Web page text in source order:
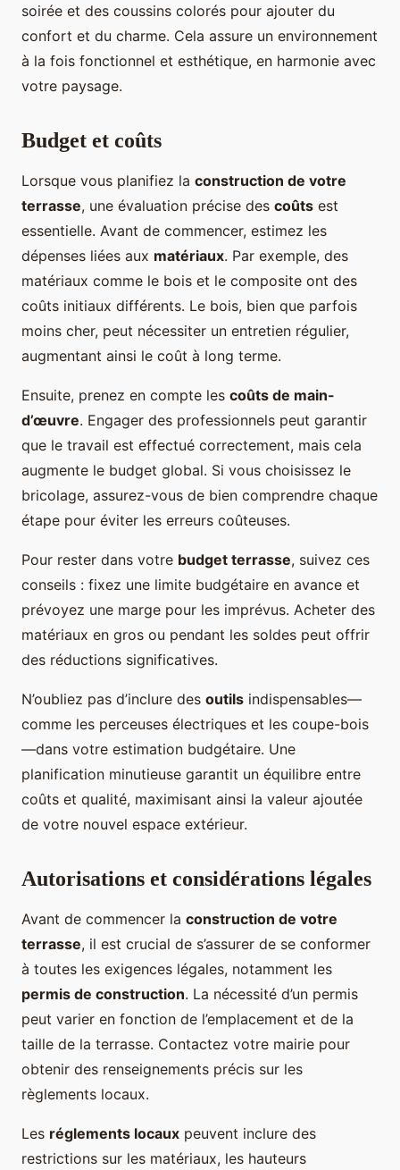
soirée et des coussins colorés pour ajouter du
confort et du charme. Cela assure un environnement
à la fois fonctionnel et esthétique, en harmonie avec
votre paysage.
Budget et coûts
Lorsque vous planifiez la construction de votre
terrasse, une évaluation précise des coûts est
essentielle. Avant de commencer, estimez les
dépenses liées aux matériaux. Par exemple, des
matériaux comme le bois et le composite ont des
coûts initiaux différents. Le bois, bien que parfois
moins cher, peut nécessiter un entretien régulier,
augmentant ainsi le coût à long terme.
Ensuite, prenez en compte les coûts de main-
d’œuvre. Engager des professionnels peut garantir
que le travail est effectué correctement, mais cela
augmente le budget global. Si vous choisissez le
bricolage, assurez-vous de bien comprendre chaque
étape pour éviter les erreurs coûteuses.
Pour rester dans votre budget terrasse, suivez ces
conseils : fixez une limite budgétaire en avance et
prévoyez une marge pour les imprévus. Acheter des
matériaux en gros ou pendant les soldes peut offrir
des réductions significatives.
N’oubliez pas d’inclure des outils indispensables—
comme les perceuses électriques et les coupe-bois
—dans votre estimation budgétaire. Une
planification minutieuse garantit un équilibre entre
coûts et qualité, maximisant ainsi la valeur ajoutée
de votre nouvel espace extérieur.
Autorisations et considérations légales
Avant de commencer la construction de votre
terrasse, il est crucial de s’assurer de se conformer
à toutes les exigences légales, notamment les
permis de construction. La nécessité d’un permis
peut varier en fonction de l’emplacement et de la
taille de la terrasse. Contactez votre mairie pour
obtenir des renseignements précis sur les
règlements locaux.
Les réglements locaux peuvent inclure des
restrictions sur les matériaux, les hauteurs